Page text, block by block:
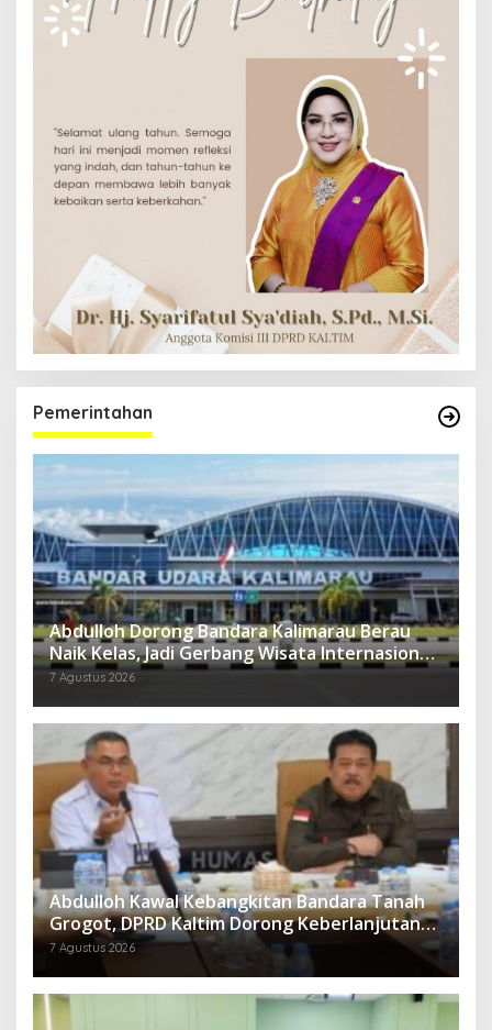
Pemerintahan
Abdulloh Dorong Bandara Kalimarau Berau
Naik Kelas, Jadi Gerbang Wisata Internasional
Kaltim
7 Agustus 2026
Abdulloh Kawal Kebangkitan Bandara Tanah
Grogot, DPRD Kaltim Dorong Keberlanjutan
Proyek Strategis
7 Agustus 2026